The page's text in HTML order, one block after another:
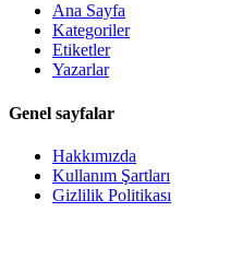
Ana Sayfa
Kategoriler
Etiketler
Yazarlar
Genel sayfalar
Hakkımızda
Kullanım Şartları
Gizlilik Politikası